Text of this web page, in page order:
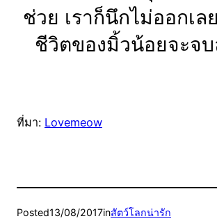
ช่วย เราก็นึกไม่ออกเล
ชีวิตของมิ้วน้อยจะจบ
ที่มา: Lovemeow
Posted13/08/2017inสัตว์โลกน่ารัก